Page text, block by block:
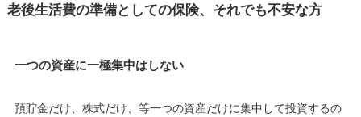
老後生活費の準備としての保険、それでも不安な方
一つの資産に一極集中はしない
預貯金だけ、株式だけ、等一つの資産だけに集中して投資するの